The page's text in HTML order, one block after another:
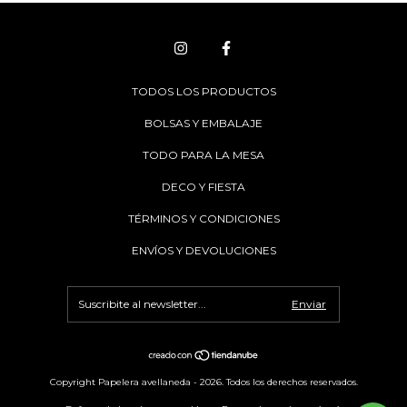
TODOS LOS PRODUCTOS
BOLSAS Y EMBALAJE
TODO PARA LA MESA
DECO Y FIESTA
TÉRMINOS Y CONDICIONES
ENVÍOS Y DEVOLUCIONES
Copyright Papelera avellaneda - 2026. Todos los derechos reservados.